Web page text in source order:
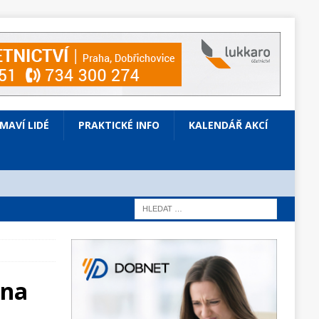
LIDÉ PRAKTICKÉ INFO KALENDÁŘ AKCÍ